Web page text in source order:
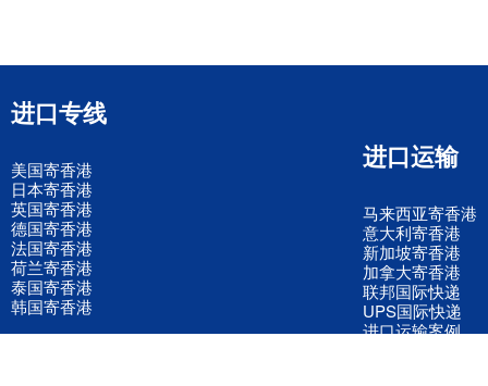
进口专线
美国寄香港
日本寄香港
英国寄香港
德国寄香港
法国寄香港
荷兰寄香港
泰国寄香港
韩国寄香港
进口运输
马来西亚寄香港
意大利寄香港
新加坡寄香港
加拿大寄香港
联邦国际快递
UPS国际快递
进口运输案例